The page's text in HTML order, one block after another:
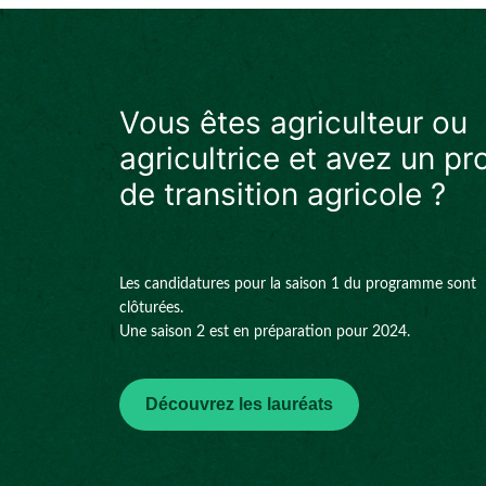
Vous êtes agriculteur ou
agricultrice et avez un
de transition agricole ?
Les candidatures pour la saison 1 du programme sont
clôturées.
Une saison 2 est en préparation pour 2024.
Découvrez les lauréats